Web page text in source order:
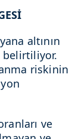
altının
belirtiliyor.
riskinin
ve